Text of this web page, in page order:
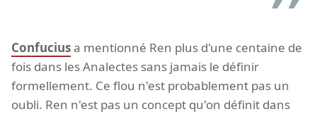
Confuciusa mentionné Ren plus d'une centaine de
fois dans les Analectes sans jamais le définir
formellement. Ce flou n'est probablement pas un
oubli. Ren n'est pas un concept qu'on définit dans